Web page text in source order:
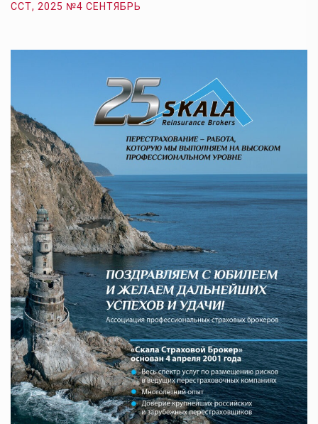
ССТ, 2025 №4 СЕНТЯБРЬ